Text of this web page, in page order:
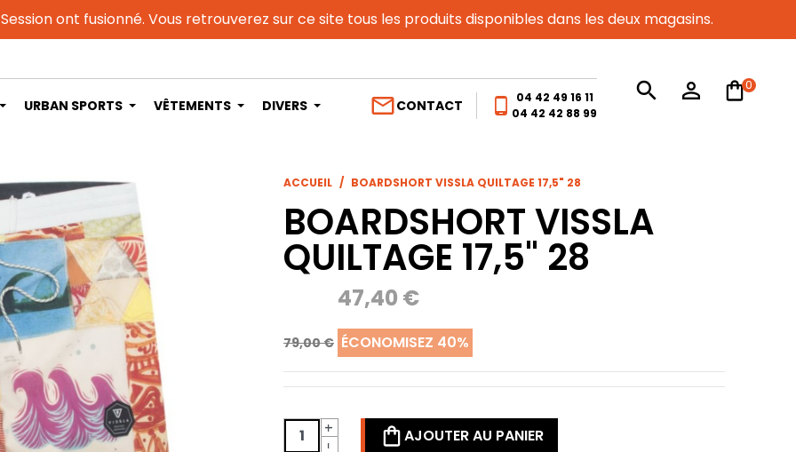
ont fusionné. Vous retrouverez sur ce site tous les produits disponibles dans les deux magasins.
URBAN SPORTS VÊTEMENTS DIVERS mail_outlineCONTACT phone_android
04 42 49 16 11
04 42 42 88 99
search person_outline 0
ACCUEIL BOARDSHORT VISSLA QUILTAGE 17,5" 28
BOARDSHORT VISSLA
QUILTAGE 17,5" 28
79,00 €
47,40 €
ÉCONOMISEZ 40%
-
+ AJOUTER AU PANIER